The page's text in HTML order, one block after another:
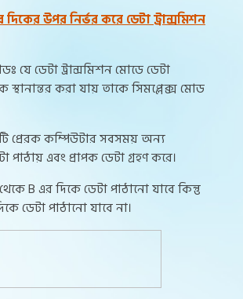
উপর নির্ভর করে ডেটা ট্রান্সমিশন
যে ডেটা ট্রান্সমিশন মোডে ডেটা
স্থানান্তর করা যায় তাকে সিমপ্লেক্স মোড
প্রেরক কম্পিউটার সবসময় অন্য
পাঠায় এবং প্রাপক ডেটা গ্রহণ করে।
B এর দিকে ডেটা পাঠানো যাবে কিন্তু
ডেটা পাঠানো যাবে না।